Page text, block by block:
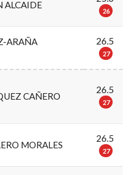
ALCAIDE
26
ARAÑA
26.5
27
CAÑERO
26.5
27
MORALES
26.5
27